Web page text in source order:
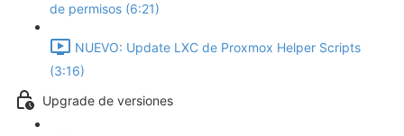
de permisos (6:21)
NUEVO: Update LXC de Proxmox Helper Scripts
(3:16)
Upgrade de versiones